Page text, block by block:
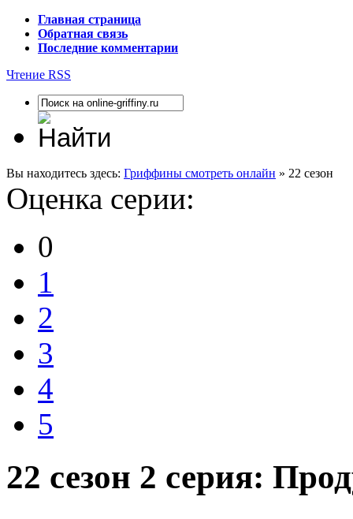
Главная страница
Обратная связь
Последние комментарии
Чтение RSS
Вы находитесь здесь: Гриффины смотреть онлайн » 22 сезон
Оценка серии:
0
1
2
3
4
5
22 сезон 2 серия: